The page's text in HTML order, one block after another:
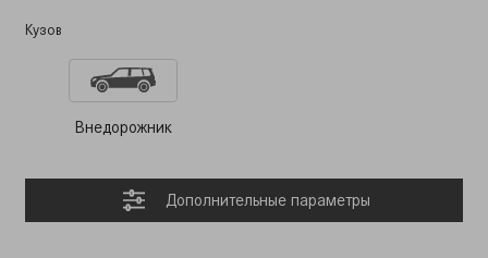
Кузов
Внедорожник
Дополнительные параметры